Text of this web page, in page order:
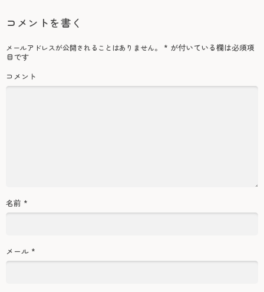
コメントを書く
メールアドレスが公開されることはありません。 * が付いている欄は必須項
目です
コメント
名前 *
メール *